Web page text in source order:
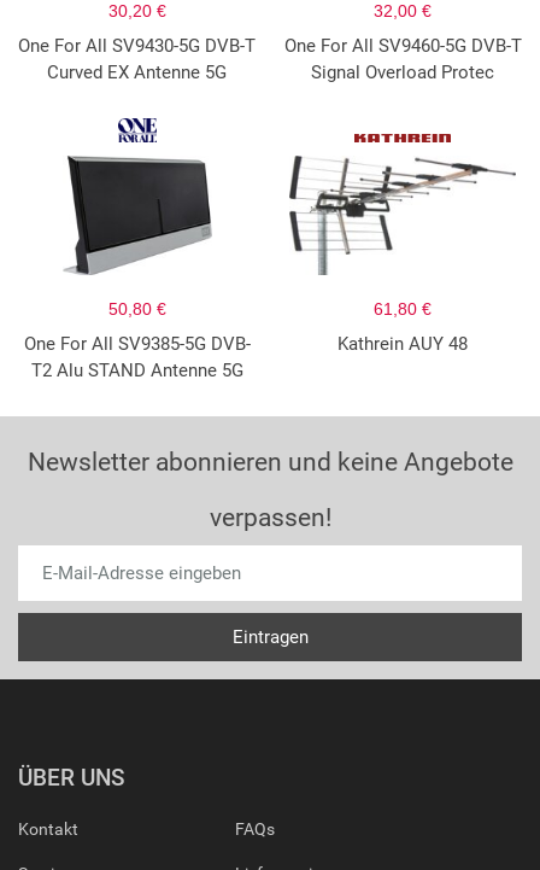
30,20 €
One For All SV9430-5G DVB-T
Curved EX Antenne 5G
32,00 €
One For All SV9460-5G DVB-T
Signal Overload Protec
50,80 €
One For All SV9385-5G DVB-
T2 Alu STAND Antenne 5G
61,80 €
Kathrein AUY 48
Newsletter abonnieren und keine Angebote
verpassen!
ÜBER UNS
Kontakt FAQs